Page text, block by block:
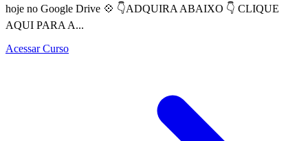
hoje no Google Drive 💠 👇ADQUIRA ABAIXO 👇 CLIQUE
AQUI PARA A...
Acessar Curso